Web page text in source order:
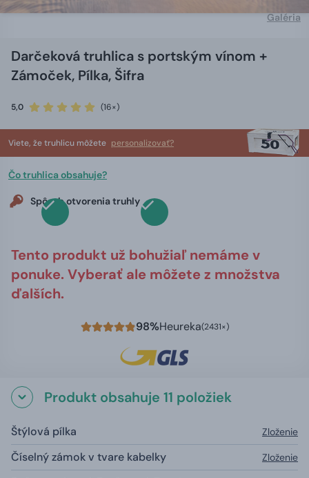
Galéria
Darčeková truhlica s portským vínom +
Zámoček, Pílka, Šifra
5,0 (16×)
Viete, že truhlicu môžete personalizovať?
Čo truhlica obsahuje?
Spôsob otvorenia truhly
Tento produkt už bohužiaľ nemáme v
ponuke. Vyberať ale môžete z množstva
ďalších.
98%Heureka(2431×)
Produkt obsahuje 11 položiek
Štýlová pílka Zloženie
Číselný zámok v tvare kabelky Zloženie